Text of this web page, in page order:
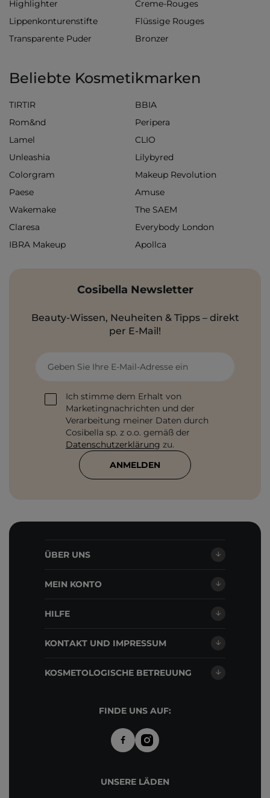
Highlighter
Creme-Rouges
Lippenkonturenstifte
Flüssige Rouges
Transparente Puder
Bronzer
Beliebte Kosmetikmarken
TIRTIR
BBIA
Rom&nd
Peripera
Lamel
CLIO
Unleashia
Lilybyred
Colorgram
Makeup Revolution
Paese
Amuse
Wakemake
The SAEM
Claresa
Everybody London
IBRA Makeup
Apollca
Cosibella Newsletter
Beauty-Wissen, Neuheiten & Tipps – direkt
per E-Mail!
Geben Sie Ihre E-Mail-Adresse ein
Ich stimme dem Erhalt von
Marketingnachrichten und der
Verarbeitung meiner Daten durch
Cosibella sp. z o.o. gemäß der
Datenschutzerklärung zu.
ANMELDEN
ÜBER UNS
MEIN KONTO
HILFE
KONTAKT UND IMPRESSUM
KOSMETOLOGISCHE BETREUUNG
FINDE UNS AUF:
UNSERE LÄDEN